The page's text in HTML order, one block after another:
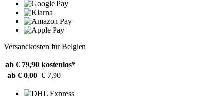
Versandkosten für Belgien
ab € 79,90 kostenlos*
ab € 0,00 € 7,90